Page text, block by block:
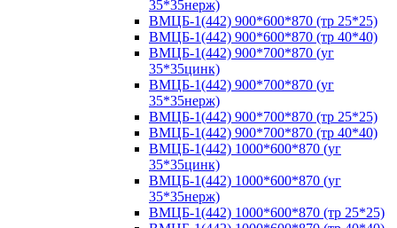
35*35нерж)
ВМЦБ-1(442) 900*600*870 (тр 25*25)
ВМЦБ-1(442) 900*600*870 (тр 40*40)
ВМЦБ-1(442) 900*700*870 (уг
35*35цинк)
ВМЦБ-1(442) 900*700*870 (уг
35*35нерж)
ВМЦБ-1(442) 900*700*870 (тр 25*25)
ВМЦБ-1(442) 900*700*870 (тр 40*40)
ВМЦБ-1(442) 1000*600*870 (уг
35*35цинк)
ВМЦБ-1(442) 1000*600*870 (уг
35*35нерж)
ВМЦБ-1(442) 1000*600*870 (тр 25*25)